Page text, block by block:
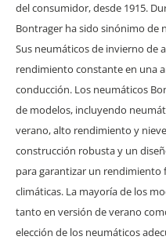
del consumidor, desde 1915.
Bontrager ha sido sinónimo de
Sus neumáticos de invierno de
rendimiento constante en una
conducción. Los neumáticos
de modelos, incluyendo
verano, alto rendimiento y
construcción robusta y un
para garantizar un rendimiento
climáticas. La mayoría de los
tanto en versión de verano
elección de los neumáticos